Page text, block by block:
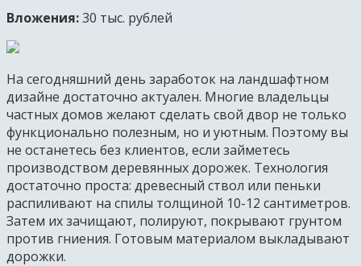
Вложения:30 тыс. рублей
На сегодняшний день заработок на ландшафтном
дизайне достаточно актуален. Многие владельцы
частных домов желают сделать свой двор не только
функционально полезным, но и уютным. Поэтому вы
не останетесь без клиентов, если займетесь
производством деревянных дорожек. Технология
достаточно проста: древесный ствол или пеньки
распиливают на спилы толщиной 10-12 сантиметров.
Затем их зачищают, полируют, покрывают грунтом
против гниения. Готовым материалом выкладывают
дорожки.